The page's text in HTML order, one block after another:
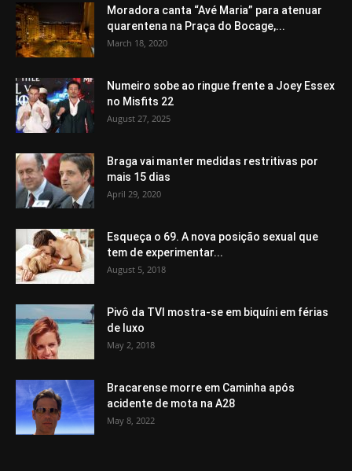
Moradora canta “Avé Maria” para atenuar
quarentena na Praça do Bocage,...
March 18, 2020
Numeiro sobe ao ringue frente a Joey Essex
no Misfits 22
August 27, 2025
Braga vai manter medidas restritivas por
mais 15 dias
April 29, 2020
Esqueça o 69. A nova posição sexual que
tem de experimentar...
August 5, 2018
Pivô da TVI mostra-se em biquíni em férias
de luxo
May 2, 2018
Bracarense morre em Caminha após
acidente de mota na A28
May 8, 2022